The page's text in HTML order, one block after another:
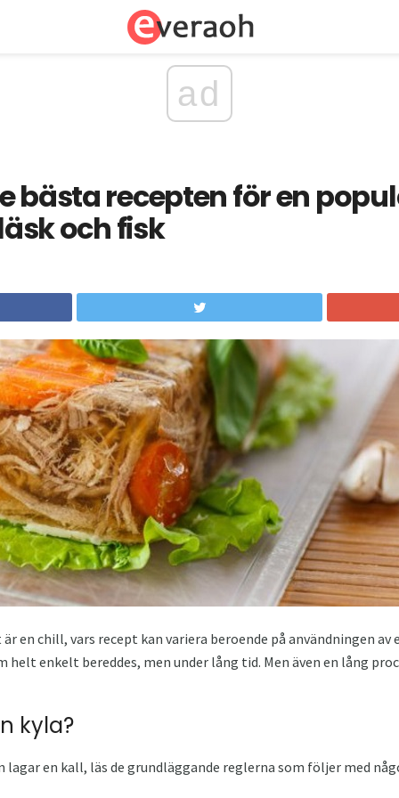
ad
bästa recepten för en
och fisk
en chill, vars recept kan variera beroende på användningen
helt enkelt bereddes, men under lång tid. Men även en lång
kyla?
lagar en kall, läs de grundläggande reglerna som följer med